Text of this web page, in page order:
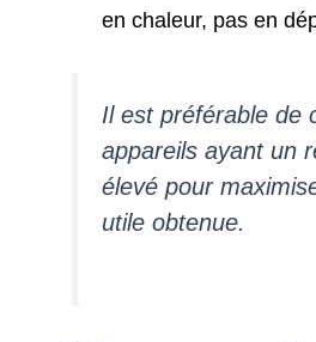
en chaleur, pas en
Il est préférable de
appareils ayant un
élevé pour
utile obtenue.